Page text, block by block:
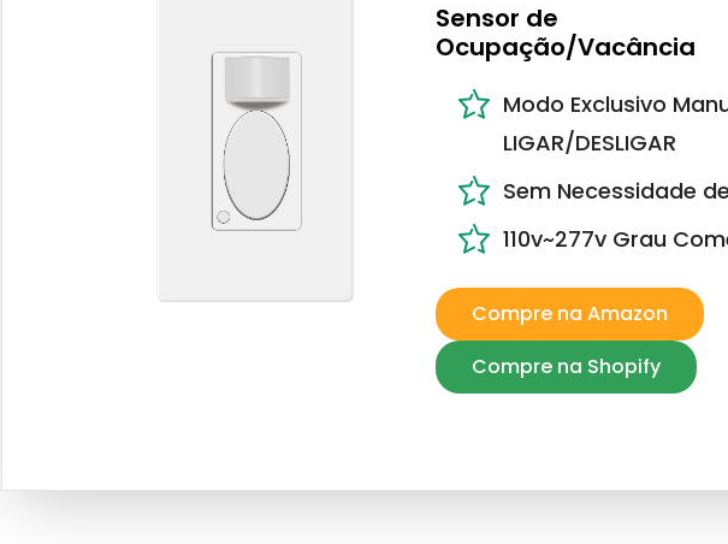
Sensor de
Ocupação/Vacância
Modo Exclusivo
LIGAR/DESLIGAR
Sem Necessidade
110v~277v Grau
Compre na Amazon
Compre na Shopify